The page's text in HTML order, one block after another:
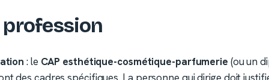
profession
: le CAP esthétique-cosmétique-parfumerie (ou un